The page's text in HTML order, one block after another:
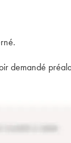
demandé